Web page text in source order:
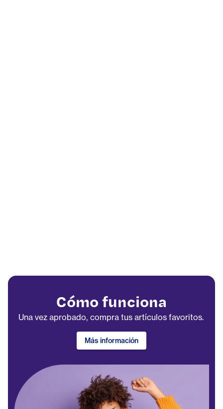
Cómo funciona
Una vez aprobado, compra tus artículos favoritos.
Más información